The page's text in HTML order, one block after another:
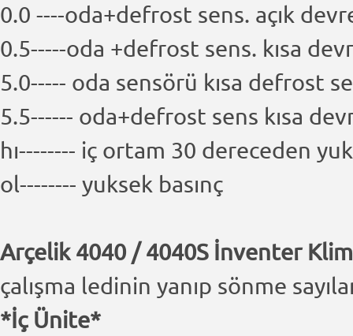
0.0 ----oda+defrost sens. açık
0.5-----oda +defrost sens. kısa
5.0----- oda sensörü kısa defrost
5.5------ oda+defrost sens kısa
hı-------- iç ortam 30 dereceden
ol-------- yuksek basınç
Arçelik 4040 / 4040S İnventer
çalışma ledinin yanıp sönme
*İç Ünite*